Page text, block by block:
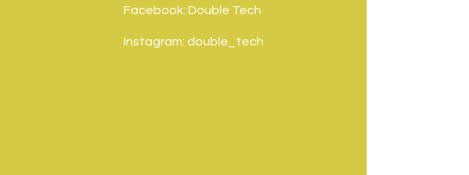
Facebook: Double Tech
Instagram: double_tech